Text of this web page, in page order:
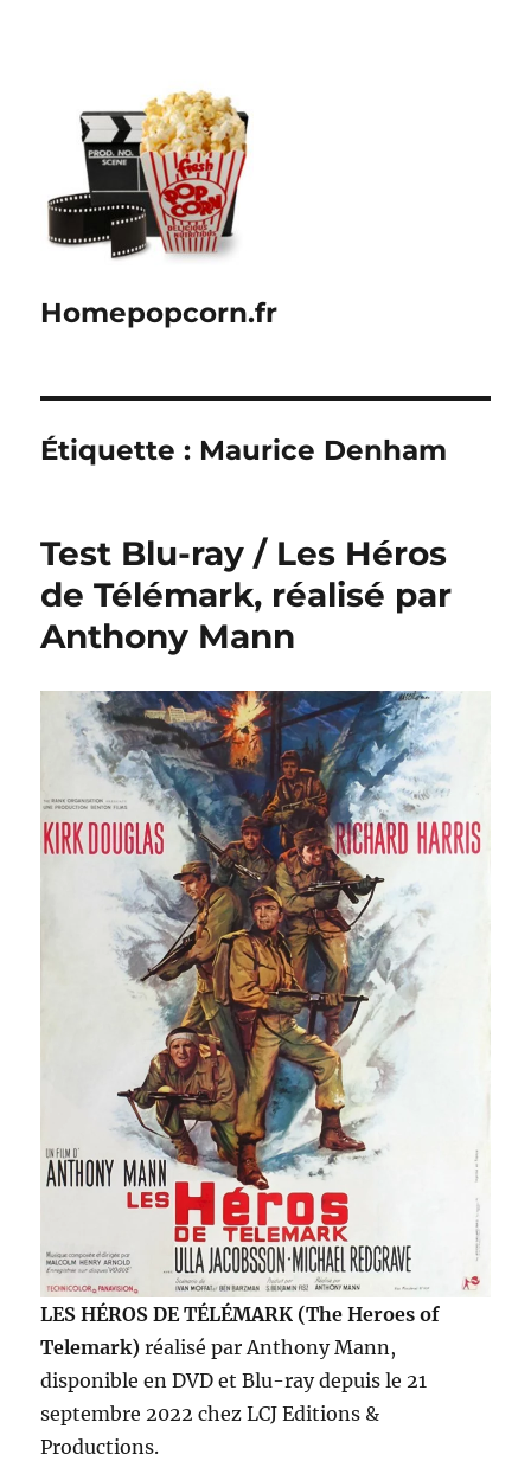
Homepopcorn.fr
Étiquette : Maurice Denham
Test Blu-ray / Les Héros
de Télémark, réalisé par
Anthony Mann
LES HÉROS DE TÉLÉMARK (The Heroes of
Telemark)réalisé par Anthony Mann,
disponible en DVD et Blu-ray depuis le 21
septembre 2022 chez LCJ Editions &
Productions.